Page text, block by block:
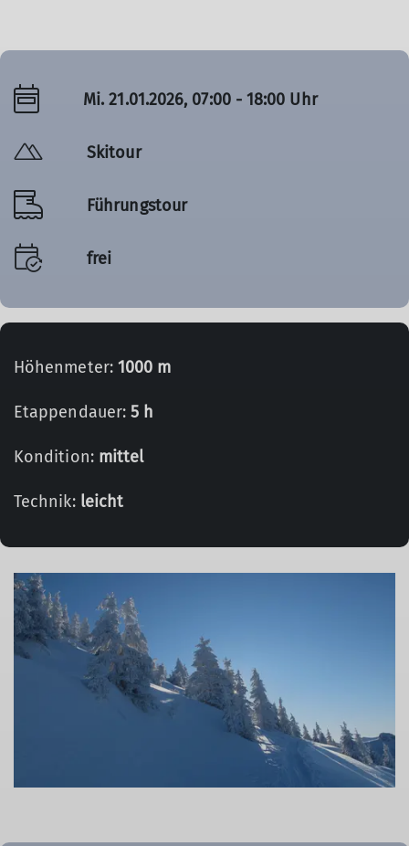
Mi. 21.01.2026, 07:00 - 18:00 Uhr
Skitour
Führungstour
frei
Höhenmeter: 1000 m
Etappendauer:5 h
Kondition: mittel
Technik: leicht